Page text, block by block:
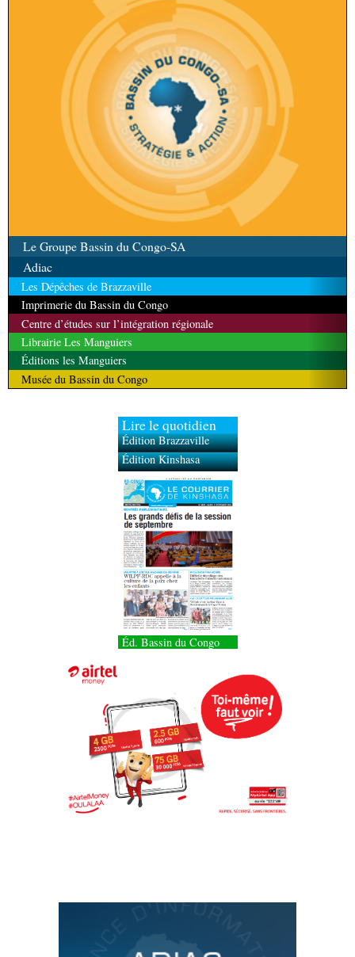
Le Groupe Bassin du Congo-SA
Adiac
Les Dépêches de Brazzaville
Imprimerie du Bassin du Congo
Centre d’études sur l’intégration régionale
Librairie Les Manguiers
Éditions les Manguiers
Musée du Bassin du Congo
Lire le quotidien
Édition Brazzaville
Édition Kinshasa
Éd. Bassin du Congo